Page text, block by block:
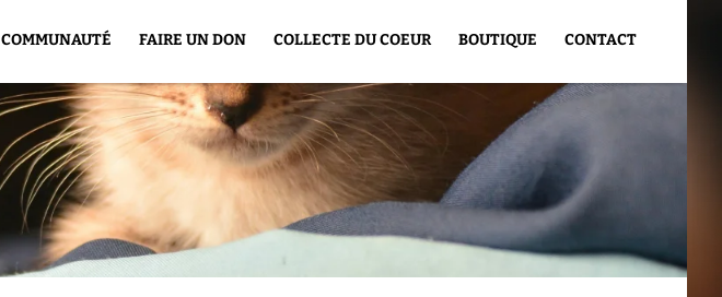
COMMUNAUTÉ FAIRE UN DON COLLECTE DU COEUR BOUTIQUE CONTACT